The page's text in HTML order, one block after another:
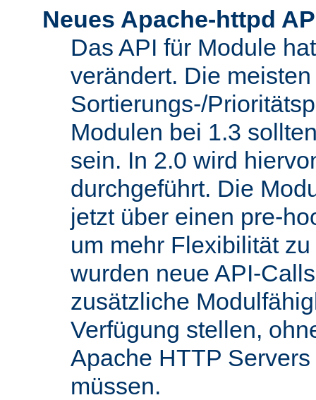
Neues Apache-httpd
Das API für Module
verändert. Die
Sortierungs-/
Modulen bei 1.3
sein. In 2.0 wird
durchgeführt. Die
jetzt über einen pre-
um mehr Flexibilität
wurden neue API-
zusätzliche
Verfügung stellen,
Apache HTTP
müssen.